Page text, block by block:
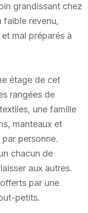
grandissant chez
faible revenu,
mal préparés à
étage de cet
rangées de
une famille
manteaux et
personne.
chacun de
aux autres.
par une
petits.